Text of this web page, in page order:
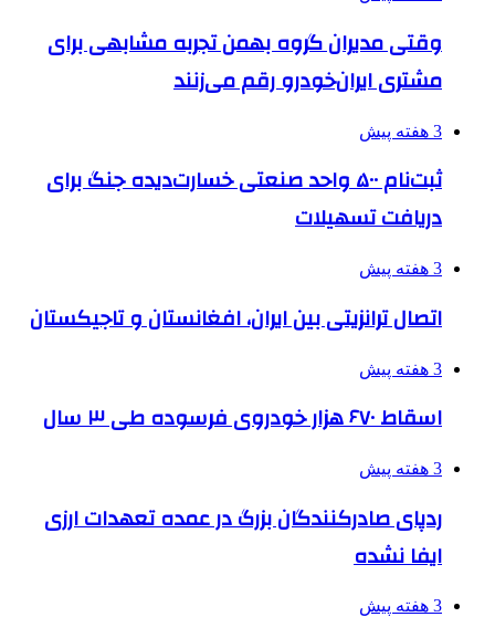
وقتی مدیران گروه بهمن تجربه مشابهی برای
مشتری ایران‌خودرو رقم می‌زنند
3 هفته پیش
ثبت‌نام ۵۰۰ واحد صنعتی خسارت‌دیده جنگ برای
دریافت تسهیلات
3 هفته پیش
اتصال ترانزیتی بین ایران، افغانستان و تاجیکستان
3 هفته پیش
اسقاط ۶۷۰ هزار خودروی فرسوده طی ۳ سال
3 هفته پیش
ردپای صادرکنندگان بزرگ در عمده تعهدات ارزی
ایفا نشده
3 هفته پیش